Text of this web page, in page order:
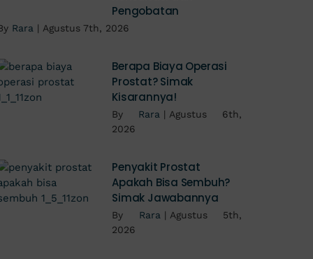
Pengobatan
Rara | Agustus 7th, 2026
Berapa Biaya Operasi
Prostat? Simak
Kisarannya!
By Rara | Agustus 6th,
2026
Penyakit Prostat
Apakah Bisa Sembuh?
Simak Jawabannya
By Rara | Agustus 5th,
2026